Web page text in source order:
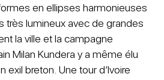
en ellipses harmonieuses
très lumineux avec de grandes
la ville et la campagne
Milan Kundera y a même élu
exil breton. Une tour d’Ivoire